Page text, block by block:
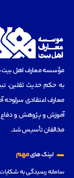
مؤسسه‌ معارف اهل بیت با
به حکم حدیث ثقلین،
آموزش و پژوهش و دفاع
مخالفان تأسیس شد.
لینک هایمهم
سامانه رسیدگی به شکایات